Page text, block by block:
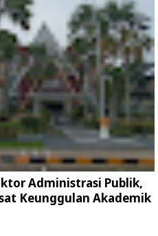
Administrasi Publik,
Keunggulan Akademik